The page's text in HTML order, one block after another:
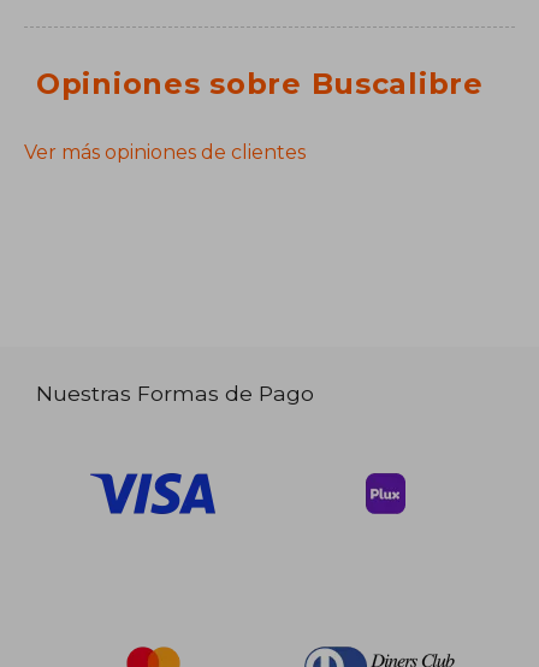
Opiniones sobre Buscalibre
Ver más opiniones de clientes
Nuestras Formas de Pago